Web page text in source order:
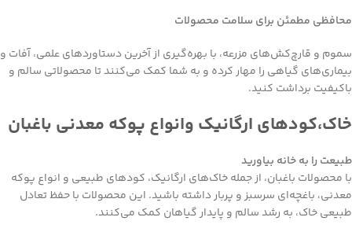
محافظی مطمئن برای سلامت محصولات
سموم و قارچ‌کش‌های مزرعه، با بهره‌گیری از آخرین دستاوردهای علمی، آفات و
بیماری‌های گیاهی را مهار کرده و به شما کمک می‌کنند تا محصولاتی سالم و
باکیفیت برداشت کنید.
خاک،کودهای ارگانیک وانواع پوکه معدنی باغبان
طبیعت را به خانه بیاورید
با محصولات باغبان، از جمله خاک‌های ارگانیک، کودهای طبیعی و انواع پوکه
معدنی، باغچه‌ای سرسبز و پربار داشته باشید. این محصولات با حفظ تعادل
طبیعی خاک، به رشد سالم و پایدار گیاهان کمک می‌کنند.